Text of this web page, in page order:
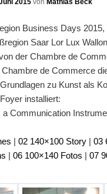
Business Days
Saar Lor Lux
der Chambre de
de Commerce
zu Kunst als
installiert:
a Communication
| 02 140×100 Story | 03
| 06 100×140 Fotos | 07